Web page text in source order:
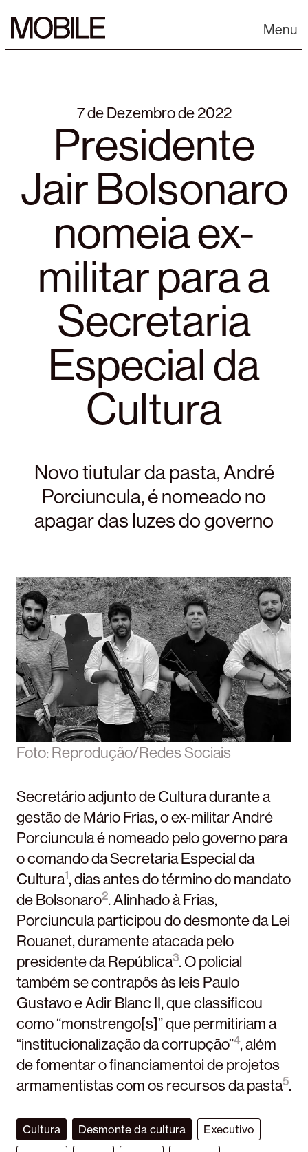
content
Menu
7 de Dezembro de 2022
Presidente
Jair Bolsonaro
nomeia ex-
militar para a
Secretaria
Especial da
Cultura
Novo tiutular da pasta, André
Porciuncula, é nomeado no
apagar das luzes do governo
Foto: Reprodução/Redes Sociais
Secretário adjunto de Cultura durante a
gestão de Mário Frias, o ex-militar André
Porciuncula é nomeado pelo governo para
o comando da Secretaria Especial da
Cultura1, dias antes do término do mandato
de Bolsonaro2. Alinhado à Frias,
Porciuncula participou do desmonte da Lei
Rouanet, duramente atacada pelo
presidente da República3. O policial
também se contrapôs às leis Paulo
Gustavo e Adir Blanc II, que classificou
como “monstrengo[s]” que permitiriam a
“institucionalização da corrupção”4, além
de fomentar o financiamentoi de projetos
armamentistas com os recursos da pasta5.
Cultura Desmonte da cultura
Executivo